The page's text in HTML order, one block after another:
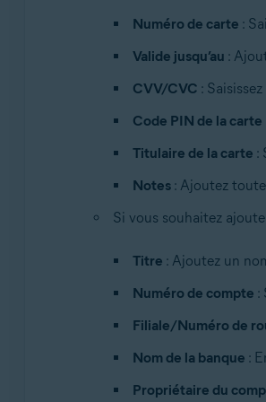
Numéro de carte :
Valide jusqu’au :
CVV/CVC :
Code PIN de la carte
Titulaire de la carte :
Notes: Ajoutez
Si vous souhaitez
Titre : Ajoutez un
Numéro de compte :
Filiale/Numéro de
Nom de la banque :
Propriétaire du